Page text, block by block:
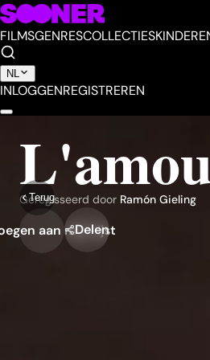
FILMSGENRESCOLLECTIES
NL
INLOGGENREGISTREREN
Terug
Geregisseerd door Ramón Gieling
aan mijn lijst
Delen